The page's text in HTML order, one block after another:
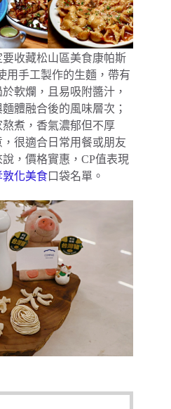
要收藏松山區美食康帕斯
用手工製作的生麵，帶有
軟爛，且易吸附醬汁，
體融合後的風味層次；
煮，香氣濃郁但不厚
很適合日常用餐或朋友
，價格實惠，CP值表現
敦化美食口袋名單。